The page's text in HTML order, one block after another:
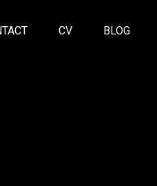
CV BLOG